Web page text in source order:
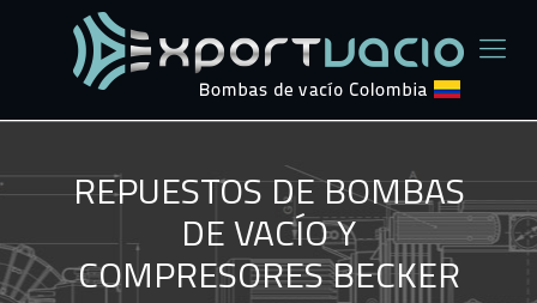
REPUESTOS DE BOMBAS
DE VACÍO Y
COMPRESORES BECKER